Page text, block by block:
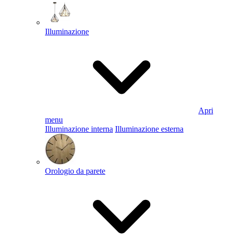
Illuminazione
Apri
menu
Illuminazione interna Illuminazione esterna
Orologio da parete